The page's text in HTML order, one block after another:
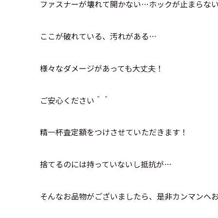
ファスナーが壊れて開かない…ホックが止まらな
ここが破れている、汚れがある…
様々なダメージがあっても大丈夫！
ご安心ください＾＾
精一杯査定額をつけさせていただきます！
捨てるのには持っていないし抵抗が…
そんなお品物がございましたら、是非カンマンヘ